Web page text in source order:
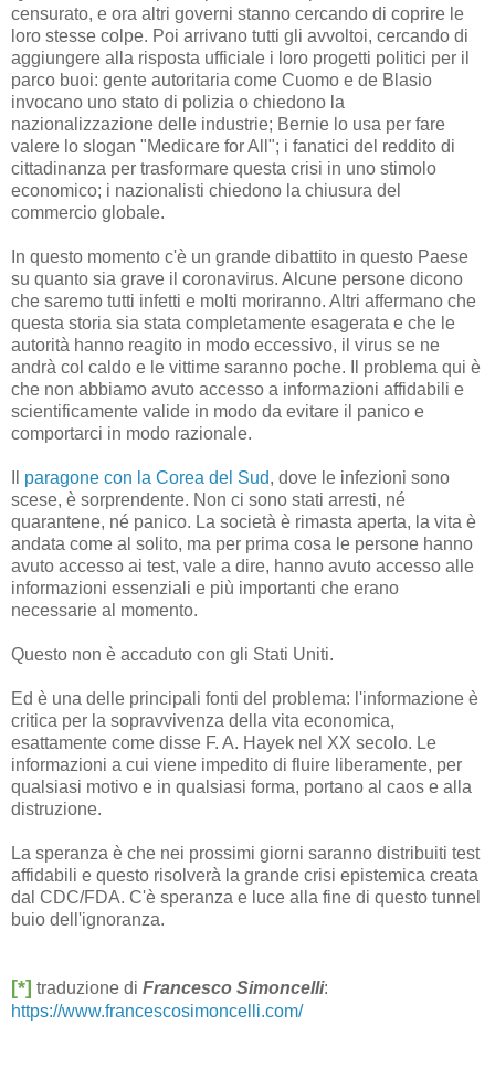
censurato, e ora altri governi stanno cercando di coprire le
loro stesse colpe. Poi arrivano tutti gli avvoltoi, cercando di
aggiungere alla risposta ufficiale i loro progetti politici per il
parco buoi: gente autoritaria come Cuomo e de Blasio
invocano uno stato di polizia o chiedono la
nazionalizzazione delle industrie; Bernie lo usa per fare
valere lo slogan "Medicare for All"; i fanatici del reddito di
cittadinanza per trasformare questa crisi in uno stimolo
economico; i nazionalisti chiedono la chiusura del
commercio globale.
In questo momento c'è un grande dibattito in questo Paese
su quanto sia grave il coronavirus. Alcune persone dicono
che saremo tutti infetti e molti moriranno. Altri affermano che
questa storia sia stata completamente esagerata e che le
autorità hanno reagito in modo eccessivo, il virus se ne
andrà col caldo e le vittime saranno poche. Il problema qui è
che non abbiamo avuto accesso a informazioni affidabili e
scientificamente valide in modo da evitare il panico e
comportarci in modo razionale.
paragone con la Corea del Sud, dove le infezioni sono
scese, è sorprendente. Non ci sono stati arresti, né
quarantene, né panico. La società è rimasta aperta, la vita è
andata come al solito, ma per prima cosa le persone hanno
avuto accesso ai test, vale a dire, hanno avuto accesso alle
informazioni essenziali e più importanti che erano
necessarie al momento.
Questo non è accaduto con gli Stati Uniti.
Ed è una delle principali fonti del problema: l'informazione è
critica per la sopravvivenza della vita economica,
esattamente come disse F. A. Hayek nel XX secolo. Le
informazioni a cui viene impedito di fluire liberamente, per
qualsiasi motivo e in qualsiasi forma, portano al caos e alla
distruzione.
La speranza è che nei prossimi giorni saranno distribuiti test
affidabili e questo risolverà la grande crisi epistemica creata
dal CDC/FDA. C'è speranza e luce alla fine di questo tunnel
buio dell'ignoranza.
[*] traduzione di Francesco Simoncelli:
https://www.francescosimoncelli.com/